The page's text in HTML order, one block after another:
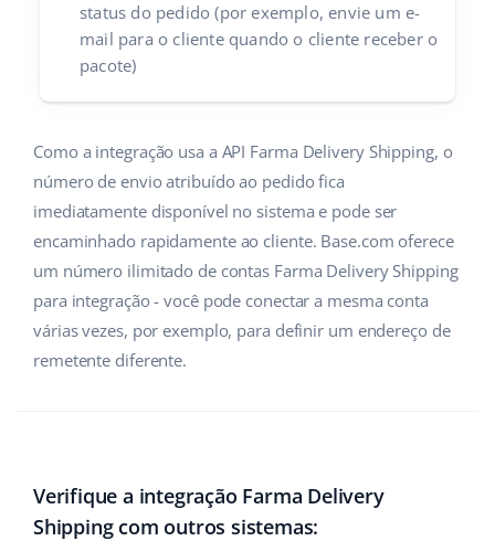
status do pedido (por exemplo, envie um e-
mail para o cliente quando o cliente receber o
pacote)
Como a integração usa a API Farma Delivery Shipping, o
número de envio atribuído ao pedido fica
imediatamente disponível no sistema e pode ser
encaminhado rapidamente ao cliente. Base.com oferece
um número ilimitado de contas Farma Delivery Shipping
para integração - você pode conectar a mesma conta
várias vezes, por exemplo, para definir um endereço de
remetente diferente.
Verifique a integração Farma Delivery
Shipping com outros sistemas: